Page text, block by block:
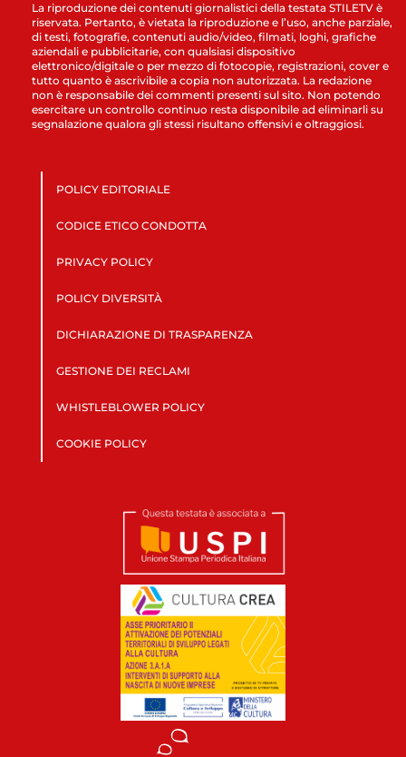
La riproduzione dei contenuti giornalistici della testata STILETV è
riservata. Pertanto, è vietata la riproduzione e l’uso, anche parziale,
di testi, fotografie, contenuti audio/video, filmati, loghi, grafiche
aziendali e pubblicitarie, con qualsiasi dispositivo
elettronico/digitale o per mezzo di fotocopie, registrazioni, cover e
tutto quanto è ascrivibile a copia non autorizzata. La redazione
non è responsabile dei commenti presenti sul sito. Non potendo
esercitare un controllo continuo resta disponibile ad eliminarli su
segnalazione qualora gli stessi risultano offensivi e oltraggiosi.
POLICY EDITORIALE
CODICE ETICO CONDOTTA
PRIVACY POLICY
POLICY DIVERSITÀ
DICHIARAZIONE DI TRASPARENZA
GESTIONE DEI RECLAMI
WHISTLEBLOWER POLICY
COOKIE POLICY